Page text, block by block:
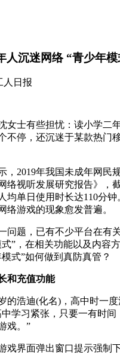
人沉迷网络 “青少年
人日报
士有些担忧：读小学二
不停，还沉迷于某款热门
2019年我国未成年网民
网络视听发展研究报告》，
均单日使用时长达110分
络游戏的现象愈发普遍。
题，已有不少平台在有
式”，在相关功能以及内容
式”如何做到真防真管？
和充值功能
浩迪(化名)，高中时一度
学习紧张，只要一有时
戏。”
界面弹出窗口提示强制